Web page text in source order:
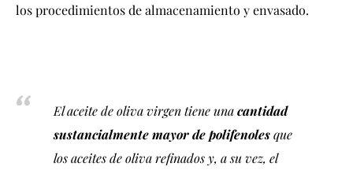
los procedimientos de almacenamiento y envasado.
El aceite de oliva virgen tiene unacantidad
sustancialmente mayor de polifenolesque
los aceites de oliva refinados y, a su vez, el